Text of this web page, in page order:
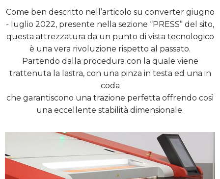
Come ben descritto nell’articolo su converter giugno
- luglio 2022, presente nella sezione “PRESS” del sito,
questa attrezzatura da un punto di vista tecnologico
è una vera rivoluzione rispetto al passato.
Partendo dalla procedura con la quale viene
trattenuta la lastra, con una pinza in testa ed una in
coda
che garantiscono una trazione perfetta offrendo così
una eccellente stabilità dimensionale.